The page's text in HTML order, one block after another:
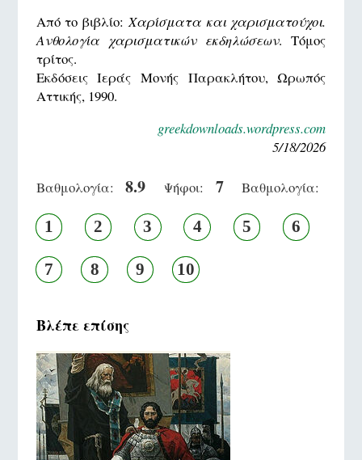
Από το βιβλίο:Χαρίσματα και χαρισματούχοι.
Ανθολογία χαρισματικών εκδηλώσεων. Τόμος
τρίτος.
Εκδόσεις Ιεράς Μονής Παρακλήτου, Ωρωπός
Αττικής, 1990.
greekdownloads.wordpress.com
5/18/2026
Βαθμολογία: 8.9 Ψήφοι: 7 Βαθμολογία:
1 2 3 4 5 6
7 8 9 10
Βλέπε επίσης